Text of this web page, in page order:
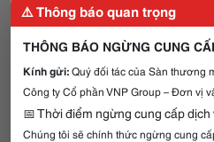
⚠️ Thông báo quan trọng
THÔNG BÁO NGỪNG CUNG
Kính gửi:Quý đối tác của Sàn thương
Công ty Cổ phần VNP Group – Đơn vị
📅 Thời điểm ngừng cung cấp dịch
Chúng tôi sẽ chính thức ngừng cung